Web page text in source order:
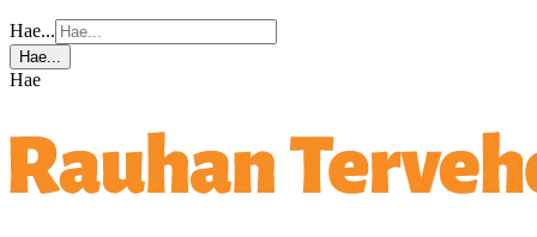
Hae...
Hae...
Hae